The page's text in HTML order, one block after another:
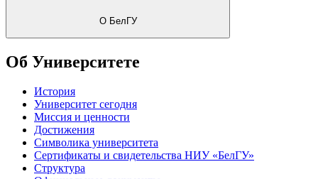
О БелГУ
Об Университете
История
Университет сегодня
Миссия и ценности
Достижения
Символика университета
Сертификаты и свидетельства НИУ «БелГУ»
Структура